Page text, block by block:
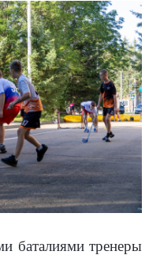
баталиями тренеры